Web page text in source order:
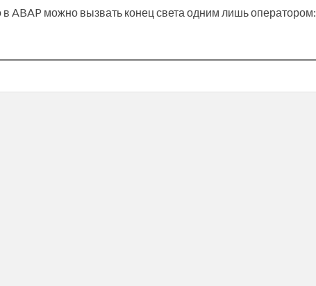
в ABAP можно вызвать конец света одним лишь оператором: